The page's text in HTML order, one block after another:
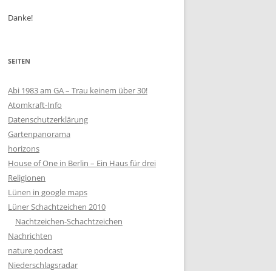
Danke!
SEITEN
Abi 1983 am GA – Trau keinem über 30!
Atomkraft-Info
Datenschutzerklärung
Gartenpanorama
horizons
House of One in Berlin – Ein Haus für drei
Religionen
Lünen in google maps
Lüner Schachtzeichen 2010
Nachtzeichen-Schachtzeichen
Nachrichten
nature podcast
Niederschlagsradar